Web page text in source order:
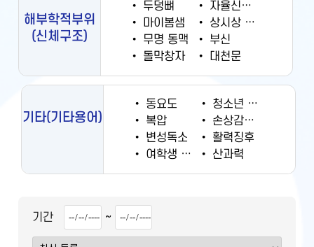
해부학적부위
(신체구조)
• 두덩뼈 •
자율신경계
•
마이봄샘 •
상시상 정맥동
•
무명 동맥 •
부신
•
돌막창자 • 대천문
기타(기타용어)
• 동요도 •
청소년 궐련 현재 흡연율
•
복압 •
손상감시정보
•
변성독소 •
활력징후
•
여학생 흡연율 • 산과력
기간 ~